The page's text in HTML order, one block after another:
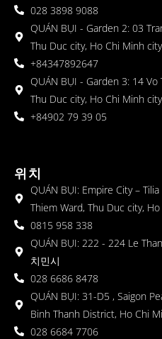
028 3898 9088
QUÁN BỤI - Garden 2: 03
Thu Duc city, Ho Chi Minh city
+84347892647
QUÁN BỤI - Garden 3: 14 Vo
Thu Duc city, Ho Chi Minh city
+84902 79 39 05
위치
QUÁN BỤI: Empire City –
Thiem Ward, Thu Duc city,
0815 958 338
QUÁN BỤI: 222 - 224 Le
치민시
028 6686 8478
QUÁN BỤI: 31-D5 , Saigon
Binh Thanh District, Ho Chi
028 6684 7706